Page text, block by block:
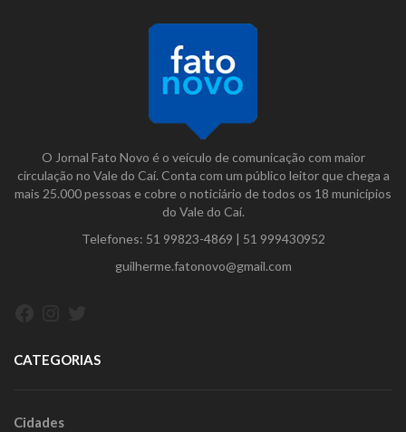
O Jornal Fato Novo é o veículo de comunicação com maior
circulação no Vale do Caí. Conta com um público leitor que chega a
mais 25.000 pessoas e cobre o noticiário de todos os 18 municípios
do Vale do Caí.
Telefones: 51 99823-4869 | 51 999430952
guilherme.fatonovo@gmail.com
CATEGORIAS
Cidades